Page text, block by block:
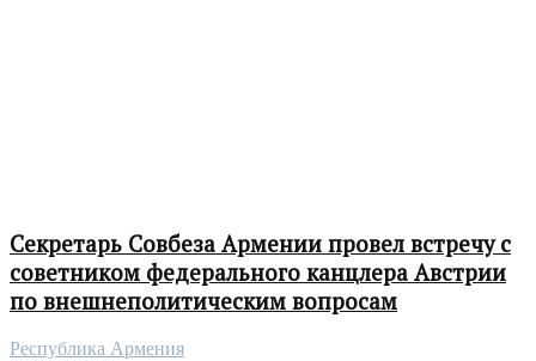
Секретарь Совбеза Армении провел встречу с
советником федерального канцлера Австрии
по внешнеполитическим вопросам
Республика Армения